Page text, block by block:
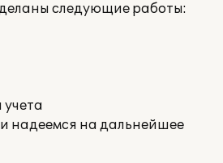
следующие работы:
надеемся на дальнейшее